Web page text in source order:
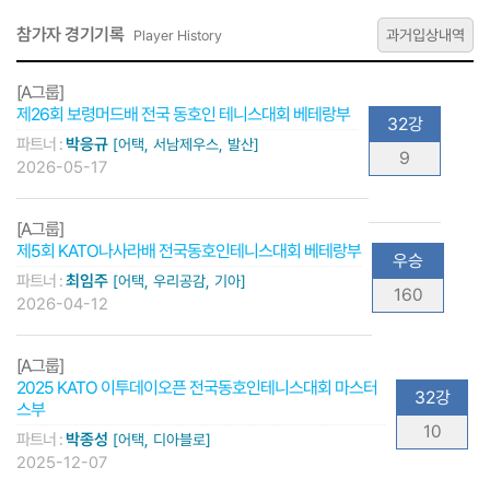
참가자 경기기록 Player History 과거입상내역
[A그룹]
제26회 보령머드배 전국 동호인 테니스대회 베테랑부
파트너 :박응규 [어택, 서남제우스, 발산]
2026-05-17
32강
9
[A그룹]
제5회 KATO나사라배 전국동호인테니스대회 베테랑부
파트너 :최임주 [어택, 우리공감, 기아]
2026-04-12
우승
160
[A그룹]
2025 KATO 이투데이오픈 전국동호인테니스대회 마스터
스부
파트너 :박종성 [어택, 디아블로]
2025-12-07
32강
10